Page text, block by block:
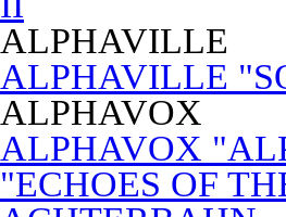
ALPHAVILLE
ALPHAVILLE
ALPHAVOX
ALPHAVOX
"ECHOES OF